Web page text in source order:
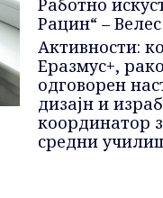
Рацин“ –
Активности:
Еразмус+,
одговорен
дизајн и
координатор
средни